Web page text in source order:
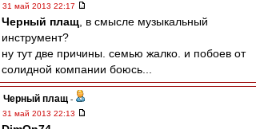
31 май 2013 22:17
Черный плащ , в смысле музыкальный
инструмент?
ну тут две причины. семью жалко. и побоев от
солидной компании боюсь...
Черный плащ -
31 май 2013 22:13